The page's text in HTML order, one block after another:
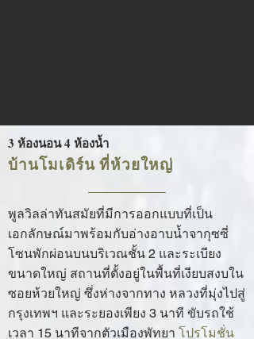
3 ห้องนอน 4 ห้องน้ำ
บ้านโมเดิร์น ที่ห้วยใหญ่
พูลวิลล่าทันสมัยที่มีการออกแบบที่เป็น
เอกลักษณ์มาพร้อมกับอ่างอาบน้ำจากุซซี่
โซนพักผ่อนบนบริเวณชั้น 2 และระเบียง
ขนาดใหญ่ สถานที่ตั้งอยู่ในพื้นที่เงียบสงบใน
ซอยห้วยใหญ่ ซึ่งห่างจากทาง หลวงที่มุ่งไปสู่
กรุงเทพฯ และระยองเพียง 3 นาที ขับรถใช้
เวลา 15 นาทีจากตัวเมืองพัทยา โปรโมชั่น